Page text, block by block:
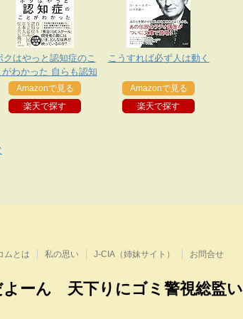
クはやっと認知症のこ
がわかった 自らも認知
症になった専門医が、日
本人に伝えたい遺言
Amazonで見る
楽天で探す
こうすれば必ず人は動く
Amazonで見る
楽天で探す
ムとは 私の思い J-CIA（姉妹サイト） お問合せ
よーん 天下りにゴミ警視総監